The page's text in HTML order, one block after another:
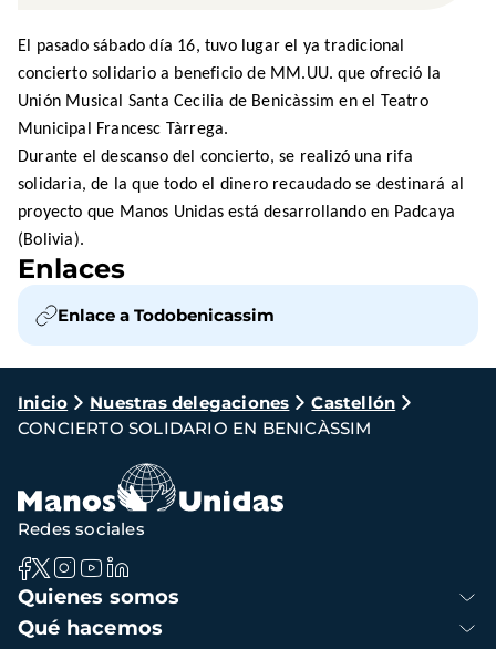
El pasado sábado día 16, tuvo lugar el ya tradicional
concierto solidario a beneficio de MM.UU. que ofreció la
Unión Musical Santa Cecilia de Benicàssim en el Teatro
Municipal Francesc Tàrrega.
Durante el descanso del concierto, se realizó una rifa
solidaria, de la que todo el dinero recaudado se destinará al
proyecto que Manos Unidas está desarrollando en Padcaya
(Bolivia).
Enlaces
Enlace a Todobenicassim
Ruta
de
navegación
Inicio Nuestras delegaciones
Castellón
CONCIERTO SOLIDARIO EN BENICÀSSIM
Navegación
principal
Quienes somos
Qué hacemos
Redes sociales